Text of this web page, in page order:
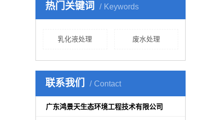
热门关键词 Keywords
乳化液处理 废水处理
联系我们 Contact
广东鸿景天生态环境工程技术有限公司